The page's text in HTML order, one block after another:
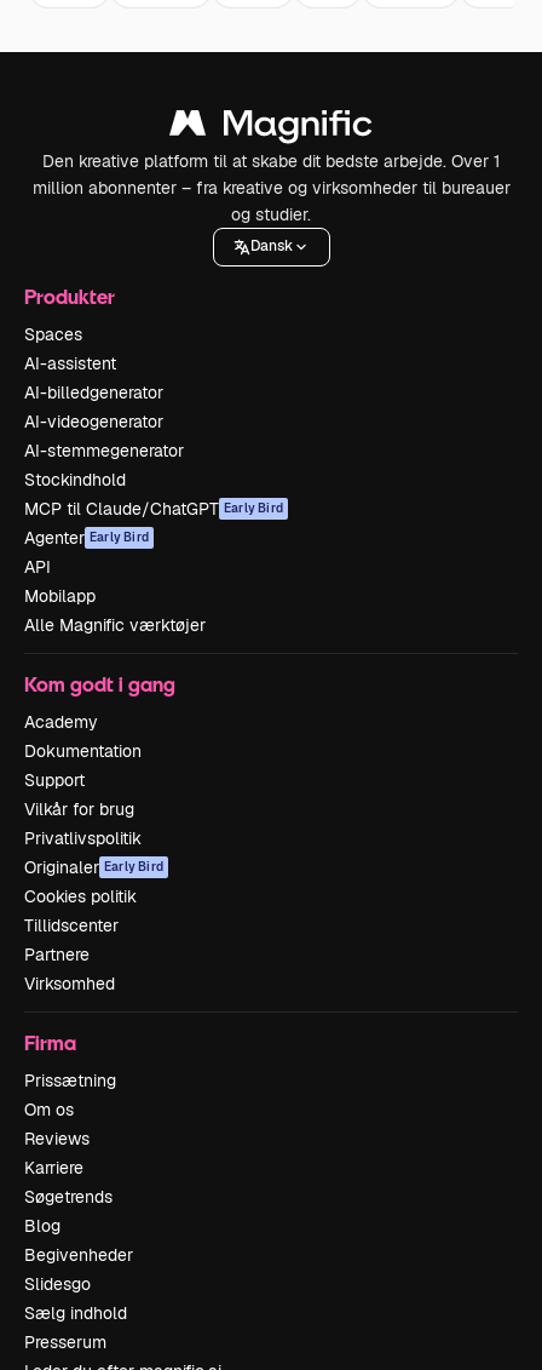
Den kreative platform til at skabe dit bedste arbejde. Over 1
million abonnenter – fra kreative og virksomheder til bureauer
og studier.
Dansk
Produkter
Spaces
AI-assistent
AI-billedgenerator
AI-videogenerator
AI-stemmegenerator
Stockindhold
MCP til Claude/ChatGPT Early Bird
Agenter Early Bird
API
Mobilapp
Alle Magnific værktøjer
Kom godt i gang
Academy
Dokumentation
Support
Vilkår for brug
Privatlivspolitik
Originaler Early Bird
Cookies politik
Tillidscenter
Partnere
Virksomhed
Firma
Prissætning
Om os
Reviews
Karriere
Søgetrends
Blog
Begivenheder
Slidesgo
Sælg indhold
Presserum